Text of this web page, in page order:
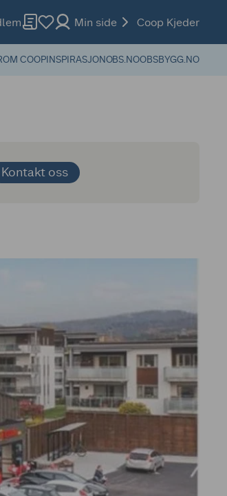
Min side Coop Kjeder
OM COOPINSPIRASJONOBS.NOOBSBYGG.NO
Kontakt oss